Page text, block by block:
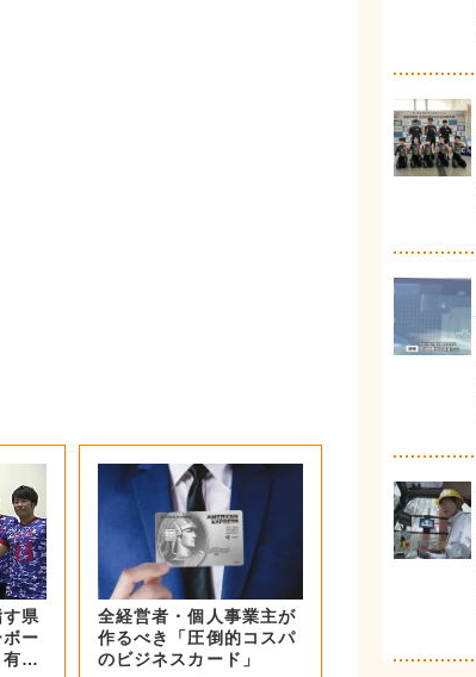
県
ー
望
全経営者・個人事業主が
作るべき「圧倒的コスパ
のビジネスカード」